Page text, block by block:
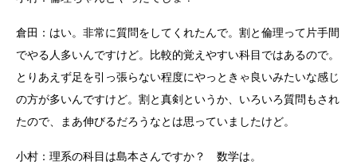
倉田：はい。非常に質問をしてくれたんで。割と倫理って片手間
でやる人多いんですけど。比較的覚えやすい科目ではあるので。
とりあえず足を引っ張らない程度にやっときゃ良いみたいな感じ
の方が多いんですけど。割と真剣というか、いろいろ質問もされ
たので、まあ伸びるだろうなとは思っていましたけど。
小村：理系の科目は島本さんですか？ 数学は。